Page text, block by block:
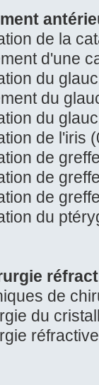
de la
d'une
du
du
du
de l'iris
de
de
de
du
de
du